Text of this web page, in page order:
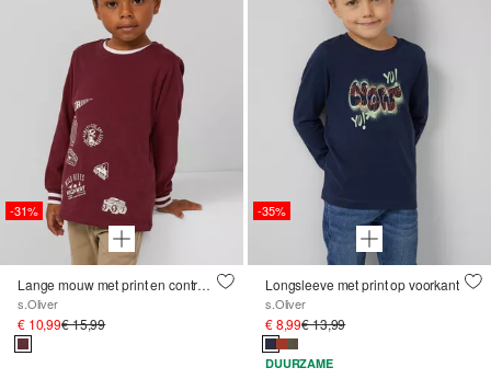
-31%
Lange mouw met print en contrasterende geribde boorden
s.Oliver
€ 10,99€ 15,99
-35%
Longsleeve met print op voorkant
s.Oliver
€ 8,99€ 13,99
DUURZAME